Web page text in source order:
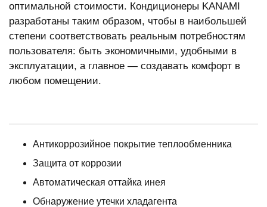
оптимальной стоимости. Кондиционеры KANAMI
разработаны таким образом, чтобы в наибольшей
степени соответствовать реальным потребностям
пользователя: быть экономичными, удобными в
эксплуатации, а главное — создавать комфорт в
любом помещении.
Антикоррозийное покрытие теплообменника
Защита от коррозии
Автоматическая оттайка инея
Обнаружение утечки хладагента